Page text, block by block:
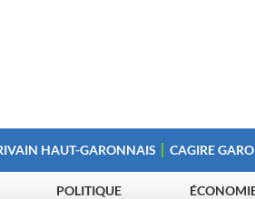
HAUT-GARONNAIS CAGIRE
POLITIQUE